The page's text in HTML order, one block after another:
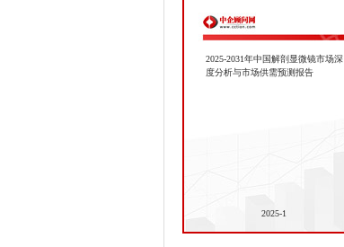
2025-2031年中国解剖显微镜市场深
度分析与市场供需预测报告
2025-1